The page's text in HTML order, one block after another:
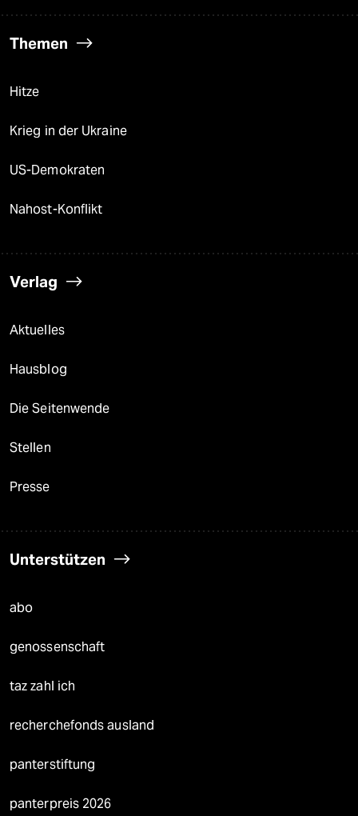
Themen
Hitze
Krieg in der Ukraine
US-Demokraten
Nahost-Konflikt
Verlag
Aktuelles
Hausblog
Die Seitenwende
Stellen
Presse
Unterstützen
abo
genossenschaft
taz zahl ich
recherchefonds ausland
panterstiftung
panterpreis 2026